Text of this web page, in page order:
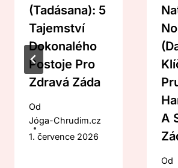
(Tadásana): 5
Tajemství
Dokonalého
Postoje Pro
Zdravá Záda
Od
Jóga-Chrudim.cz
1. července 2026
A
Od